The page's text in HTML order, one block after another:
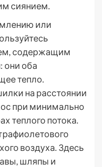
сиянием.
или
содержащим
они оба
тепло.
на расстоянии
при минимально
теплого потока.
воздуха. Здесь
шляпы и